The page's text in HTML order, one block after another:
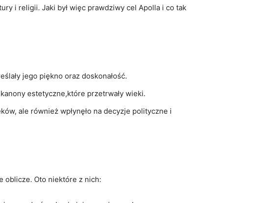
i religii. Jaki‍ był‍ więc prawdziwy cel Apolla i co tak
⁢jego piękno ‌oraz doskonałość.
estetyczne,które​ przetrwały wieki.
ale również wpłynęło na decyzje ⁤polityczne ⁤i
oblicze. Oto niektóre z nich: